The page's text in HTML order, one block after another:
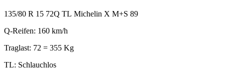
135/80 R 15 72Q TL Michelin X M+S 89
Q-Reifen: 160 km/h
Traglast: 72 = 355 Kg
TL: Schlauchlos